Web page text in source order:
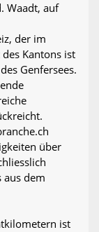
Waadt, auf
der im
Kantons ist
Genfersees.
über
dem
ist